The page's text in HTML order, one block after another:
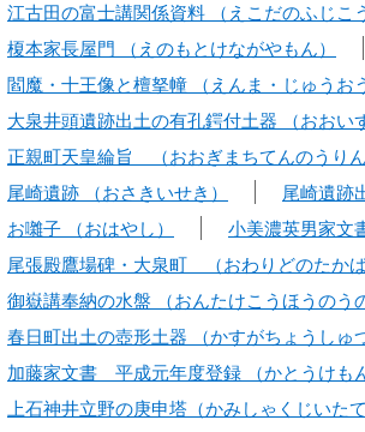
江古田の富士講関係資料 （えこだのふじこ
榎本家長屋門 （えのもとけながやもん）
閻魔・十王像と檀拏幢 （えんま・じゅうお
大泉井頭遺跡出土の有孔鍔付土器 （おおい
正親町天皇綸旨 （おおぎまちてんのうりん
尾崎遺跡 （おさきいせき）
尾崎遺跡
お囃子 （おはやし）
小美濃英男家文
尾張殿鷹場碑・大泉町 （おわりどのたかば
御嶽講奉納の水盤 （おんたけこうほうの
春日町出土の壺形土器 （かすがちょうしゅ
加藤家文書 平成元年度登録 （かとうけ
上石神井立野の庚申塔（かみしゃくじいた